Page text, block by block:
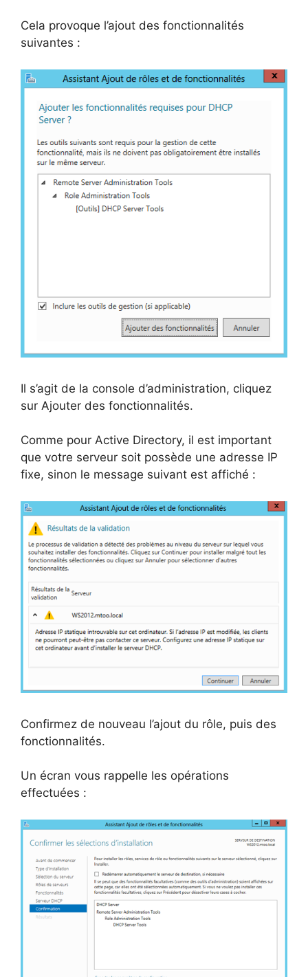
Cela provoque l’ajout des fonctionnalités
suivantes :
Il s’agit de la console d’administration, cliquez
sur Ajouter des fonctionnalités.
Comme pour Active Directory, il est important
que votre serveur soit possède une adresse IP
fixe, sinon le message suivant est affiché :
Confirmez de nouveau l’ajout du rôle, puis des
fonctionnalités.
Un écran vous rappelle les opérations
effectuées :